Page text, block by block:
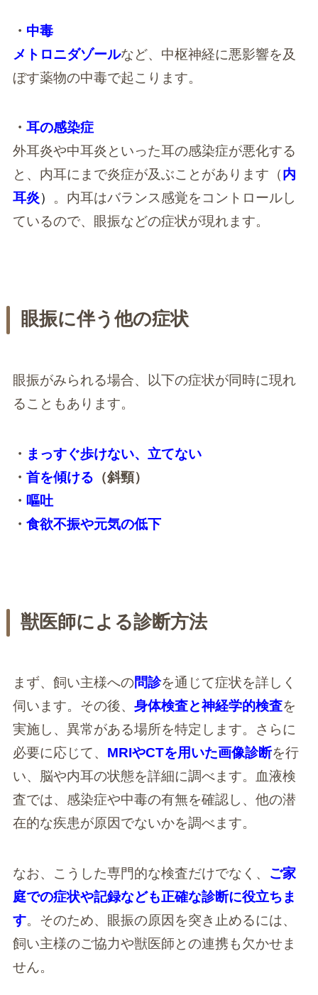
・ 中毒
メトロニダゾールなど、中枢神経に悪影響を及
ぼす薬物の中毒で起こります。
・ 耳の感染症
外耳炎や中耳炎といった耳の感染症が悪化する
と、内耳にまで炎症が及ぶことがあります（内
耳炎） 。内耳はバランス感覚をコントロールし
ているので、眼振などの症状が現れます。
眼振に伴う他の症状
眼振がみられる場合、以下の症状が同時に現れ
ることもあります。
・ まっすぐ歩けない、立てない
・ 首を傾ける （斜頸）
・ 嘔吐
・ 食欲不振や元気の低下
獣医師による診断方法
まず、飼い主様への問診を通じて症状を詳しく
伺います。その後、 身体検査と神経学的検査を
実施し、異常がある場所を特定します。さらに
必要に応じて、 MRIやCTを用いた画像診断を行
い、脳や内耳の状態を詳細に調べます。血液検
査では、感染症や中毒の有無を確認し、他の潜
在的な疾患が原因でないかを調べます。
なお、こうした専門的な検査だけでなく、 ご家
庭での症状や記録なども正確な診断に役立ちま
す。そのため、眼振の原因を突き止めるには、
飼い主様のご協力や獣医師との連携も欠かせま
せん。